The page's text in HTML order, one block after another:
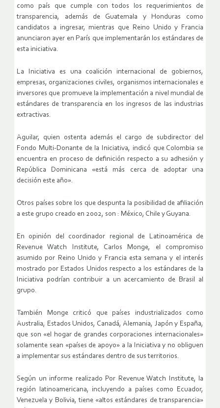
como país que cumple con todos los requerimientos de
transparencia, además de Guatemala y Honduras como
candidatos a ingresar, mientras que Reino Unido y Francia
anunciaron ayer en París que implementarán los estándares de
esta iniciativa.
La Iniciativa es una coalición internacional de gobiernos,
empresas, organizaciones civiles, organismos internacionales e
inversores que promueve la implementación a nivel mundial de
estándares de transparencia en los ingresos de las industrias
extractivas.
Aguilar, quien ostenta además el cargo de subdirector del
Fondo Multi-Donante de la Iniciativa, indicó que Colombia se
encuentra en proceso de definición respecto a su adhesión y
República Dominicana «está más cerca de adoptar una
decisión este año».
Otros países sobre los que despunta la posibilidad de afiliación
a este grupo creado en 2002, son : México, Chile y Guyana.
En opinión del coordinador regional de Latinoamérica de
Revenue Watch Institute, Carlos Monge, el compromiso
asumido por Reino Unido y Francia esta semana y el interés
mostrado por Estados Unidos respecto a los estándares de la
Iniciativa podrían contribuir a un acercamiento de Brasil al
grupo.
También Monge criticó que países industrializados como
Australia, Estados Unidos, Canadá, Alemania, Japón y España,
que son «el hogar de grandes corporaciones internacionales»
solamente sean «países de apoyo» a la Iniciativa y no obliguen
a implementar sus estándares dentro de sus territorios.
Según un informe realizado Por Revenue Watch Institute, la
región latinoamericana, incluyendo a países como Ecuador,
Venezuela y Bolivia, tiene «altos estándares de transparencia»